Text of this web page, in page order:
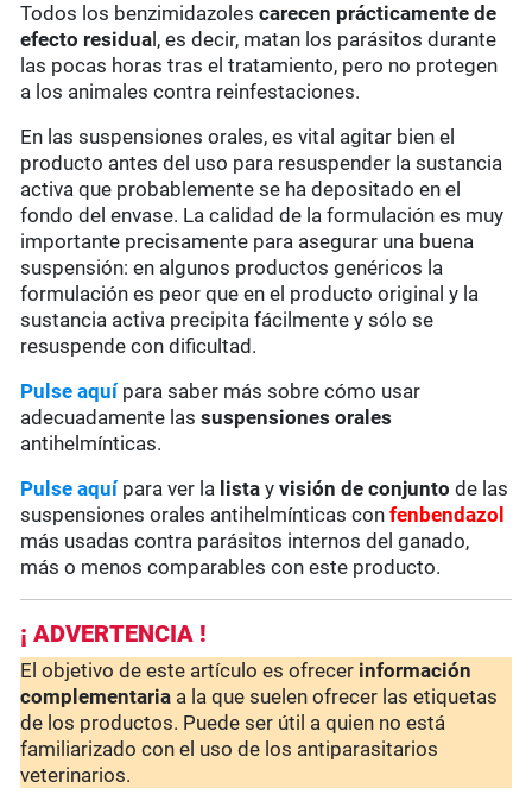
Todos los benzimidazolescarecen prácticamente de
efecto residua l, es decir, matan los parásitos durante
las pocas horas tras el tratamiento, pero no protegen
a los animales contra reinfestaciones.
En las suspensiones orales, es vital agitar bien el
producto antes del uso para resuspender la sustancia
activa que probablemente se ha depositado en el
fondo del envase. La calidad de la formulación es muy
importante precisamente para asegurar una buena
suspensión: en algunos productos genéricos la
formulación es peor que en el producto original y la
sustancia activa precipita fácilmente y sólo se
resuspende con dificultad.
Pulse aquí para saber más sobre cómo usar
adecuadamente lassuspensiones orales
antihelmínticas.
Pulse aquípara ver la lista yvisión de conjunto de las
suspensiones orales antihelmínticas confenbendazol
más usadas contra parásitos internos del ganado,
más o menos comparables con este producto.
¡ ADVERTENCIA !
El objetivo de este artículo es ofrecer información
complementaria a la que suelen ofrecer las etiquetas
de los productos. Puede ser útil a quien no está
familiarizado con el uso de los antiparasitarios
veterinarios.